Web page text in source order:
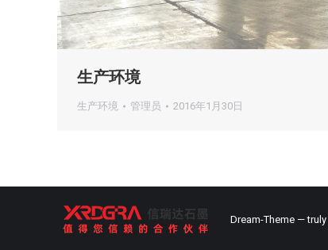
生产环境
生产环境 管理员 2016年1月30日
Dream-Theme — truly